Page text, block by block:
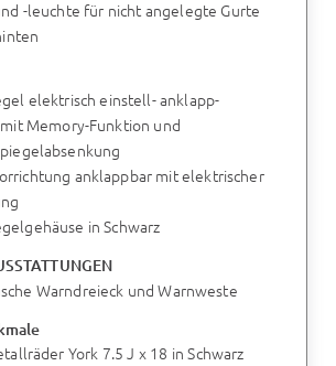
-leuchte für nicht angelegte Gurte
elektrisch einstell- anklapp-
Memory-Funktion und
anklappbar mit elektrischer
in Schwarz
Warndreieck und Warnweste
York 7.5 J x 18 in Schwarz